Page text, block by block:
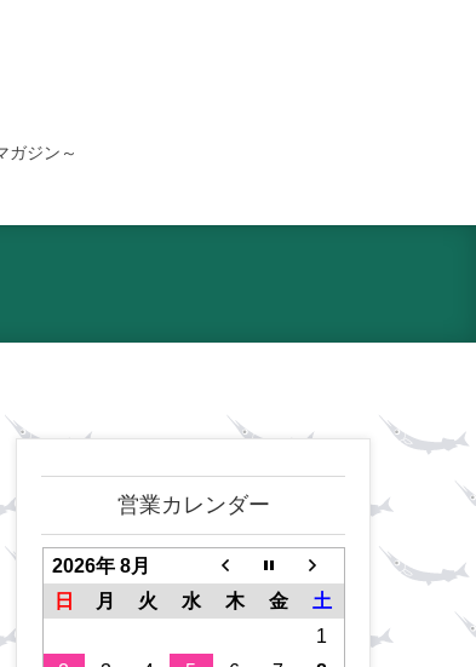
ガジン～
営業カレンダー
2026年 8月
日
月 火 水 木 金
土
1